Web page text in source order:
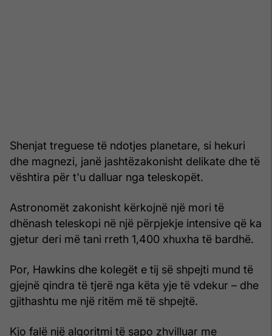
Shenjat treguese të ndotjes planetare, si hekuri
dhe magnezi, janë jashtëzakonisht delikate dhe të
vështira për t'u dalluar nga teleskopët.
Astronomët zakonisht kërkojnë një mori të
dhënash teleskopi në një përpjekje intensive që ka
gjetur deri më tani rreth 1,400 xhuxha të bardhë.
Por, Hawkins dhe kolegët e tij së shpejti mund të
gjejnë qindra të tjerë nga këta yje të vdekur – dhe
gjithashtu me një ritëm më të shpejtë.
Kjo falë një algoritmi të sapo zhvilluar me